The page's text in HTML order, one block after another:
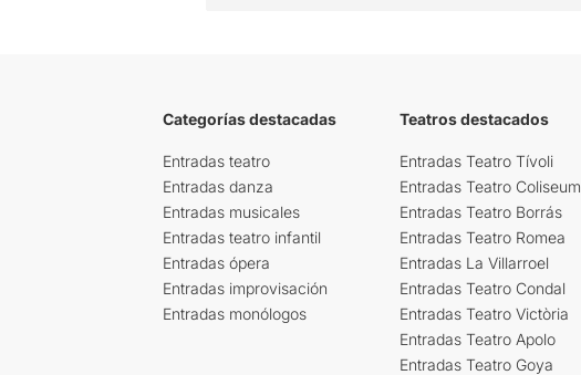
Categorías destacadas
Entradas teatro
Entradas danza
Entradas musicales
Entradas teatro infantil
Entradas ópera
Entradas improvisación
Entradas monólogos
Teatros destacados
Entradas Teatro Tívoli
Entradas Teatro Coliseum
Entradas Teatro Borrás
Entradas Teatro Romea
Entradas La Villarroel
Entradas Teatro Condal
Entradas Teatro Victòria
Entradas Teatro Apolo
Entradas Teatro Goya